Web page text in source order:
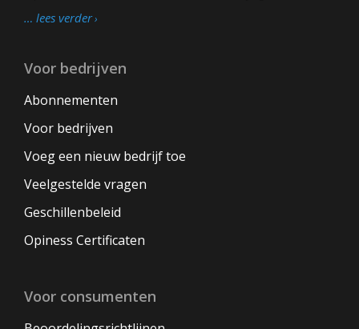
… lees verder
Voor bedrijven
Abonnementen
Voor bedrijven
Voeg een nieuw bedrijf toe
Veelgestelde vragen
Geschillenbeleid
Opiness Certificaten
Voor consumenten